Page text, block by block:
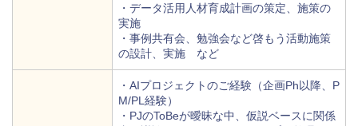
・データ活用人材育成計画の策定、施策の
実施
・事例共有会、勉強会など啓もう活動施策
の設計、実施 など
・AIプロジェクトのご経験（企画Ph以降、P
M/PL経験）
・PJのToBeが曖昧な中、仮説ベースに関係